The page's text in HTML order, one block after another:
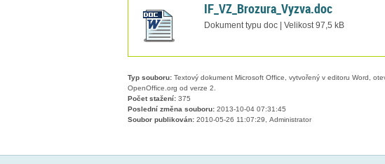
IF_VZ_Brozura_Vyzva.doc
Dokument typu doc | Velikost 97,5 kB
Typ souboru: Textový dokument Microsoft Office, vytvořený v editoru Word,
OpenOffice.org od verze 2.
Počet stažení: 375
Poslední změna souboru: 2013-10-04 07:31:45
Soubor publikován: 2010-05-26 11:07:29, Administrator